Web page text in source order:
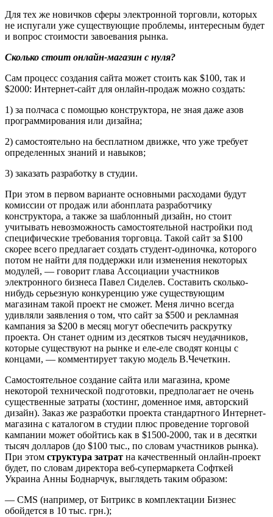
Для тех же новичков сферы электронной торговли, которых
не испугали уже существующие проблемы, интересным будет
и вопрос стоимости завоевания рынка.
Сколько стоит онлайн-магазин с нуля?
Сам процесс создания сайта может стоить как $100, так и
$2000: Интернет-сайт для онлайн-продаж можно создать:
1) за полчаса с помощью конструктора, не зная даже азов
программирования или дизайна;
2) самостоятельно на бесплатном движке, что уже требует
определенных знаний и навыков;
3) заказать разработку в студии.
При этом в первом варианте основными расходами будут
комиссии от продаж или абонплата разработчику
конструктора, а также за шаблонный дизайн, но стоит
учитывать невозможность самостоятельной настройки под
специфические требования торговца. Такой сайт за $100
скорее всего предлагает создать студент-одиночка, которого
потом не найти для поддержки или изменения некоторых
модулей, — говорит глава Ассоциации участников
электронного бизнеса Павел Сиделев. Составить сколько-
нибудь серьезную конкуренцию уже существующим
магазинам такой проект не сможет. Меня лично всегда
удивляли заявления о том, что сайт за $500 и рекламная
кампания за $200 в месяц могут обеспечить раскрутку
проекта. Он станет одним из десятков тысяч неудачников,
которые существуют на рынке и еле-еле сводят концы с
концами, — комментирует такую модель В.Чечеткин.
Самостоятельное создание сайта или магазина, кроме
некоторой технической подготовки, предполагает не очень
существенные затраты (хостинг, доменное имя, авторский
дизайн). Заказ же разработки проекта стандартного Интернет-
магазина с каталогом в студии плюс проведение торговой
кампании может обойтись как в $1500-2000, так и в десятки
тысяч долларов (до $100 тыс., по словам участников рынка).
При этом структура затрат на качественный онлайн-проект
будет, по словам директора веб-супермаркета Софткей
Украина Анны Боднарчук, выглядеть таким образом:
— CMS (например, от Битрикс в комплектации Бизнес
обойдется в 10 тыс. грн.);